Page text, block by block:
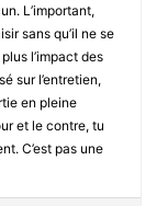
L’important,
sans qu’il ne se
l’impact des
sur l’entretien,
en pleine
et le contre, tu
C’est pas une